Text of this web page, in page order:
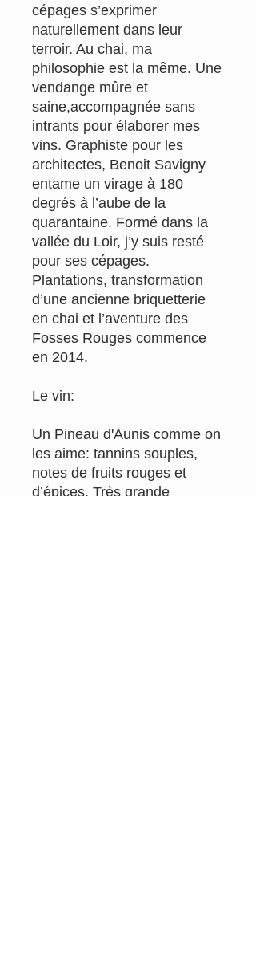
cépages s’exprimer
naturellement dans leur
terroir. Au chai, ma
philosophie est la même. Une
vendange mûre et
saine,accompagnée sans
intrants pour élaborer mes
vins. Graphiste pour les
architectes, Benoit Savigny
entame un virage à 180
degrés à l’aube de la
quarantaine. Formé dans la
vallée du Loir, j’y suis resté
pour ses cépages.
Plantations, transformation
d’une ancienne briquetterie
en chai et l’aventure des
Fosses Rouges commence
en 2014.
Le vin:
Un Pineau d'Aunis comme on
les aime: tannins souples,
notes de fruits rouges et
d’épices. Très grande